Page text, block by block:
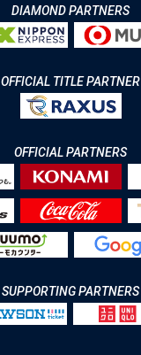
DIAMOND PARTNERS
OFFICIAL TITLE PARTNER
OFFICIAL PARTNERS
SUPPORTING PARTNERS